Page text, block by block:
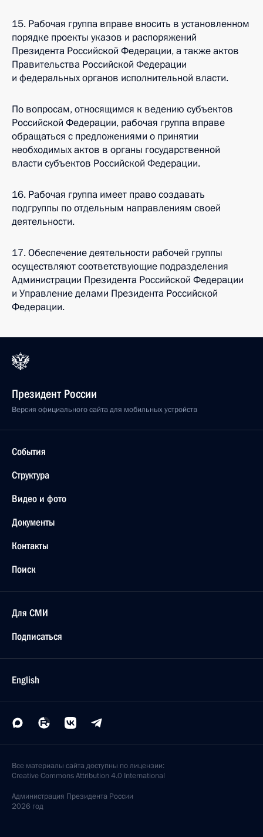
15. Рабочая группа вправе вносить в установленном
порядке проекты указов и распоряжений
Президента Российской Федерации, а также актов
Правительства Российской Федерации
и федеральных органов исполнительной власти.
По вопросам, относящимся к ведению субъектов
Российской Федерации, рабочая группа вправе
обращаться с предложениями о принятии
необходимых актов в органы государственной
власти субъектов Российской Федерации.
16. Рабочая группа имеет право создавать
подгруппы по отдельным направлениям своей
деятельности.
17. Обеспечение деятельности рабочей группы
осуществляют соответствующие подразделения
Администрации Президента Российской Федерации
и Управление делами Президента Российской
Федерации.
Президент России
Версия официального сайта для мобильных устройств
События
Структура
Видео и фото
Документы
Контакты
Поиск
Для СМИ
Подписаться
English
Все материалы сайта доступны по лицензии:
Creative Commons Attribution 4.0 International
Администрация Президента России
2026 год